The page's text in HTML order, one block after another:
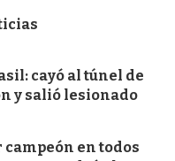
cayó al túnel de
y salió lesionado
en todos